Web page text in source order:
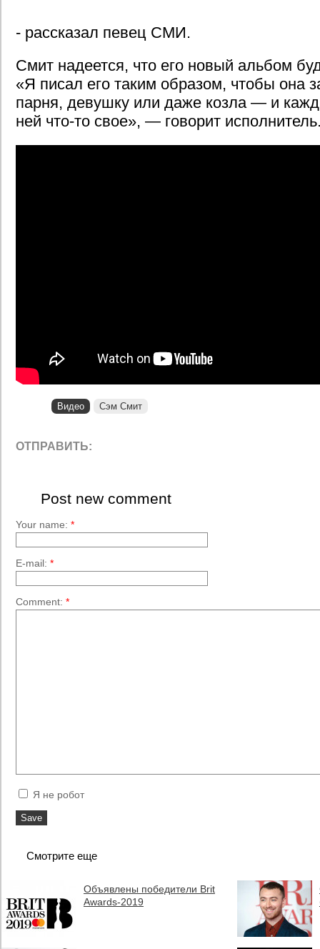
- рассказал певец СМИ.
Смит надеется, что его новый альбом
«Я писал его таким образом, чтобы она
парня, девушку или даже козла — и
ней что-то свое», — говорит
Видео Сэм Смит
ОТПРАВИТЬ:
Post new comment
Your name: *
E-mail: *
Comment: *
Я не робот
Смотрите еще
Объявлены победители Brit
Awards-2019